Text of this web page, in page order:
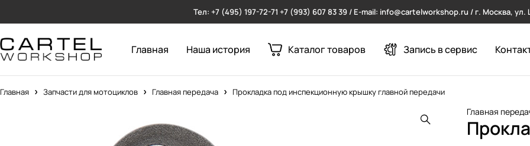
Тел: +7 (495) 197-72-71 +7 (993) 607 83 39 / E-mail: info@cartelworkshop.ru / г. Москва,
Главная Наша история Каталог товаров Запись в сервис
Главная Запчасти для мотоциклов Главная передача Прокладка под инспекционную крышку главной передачи
Главная